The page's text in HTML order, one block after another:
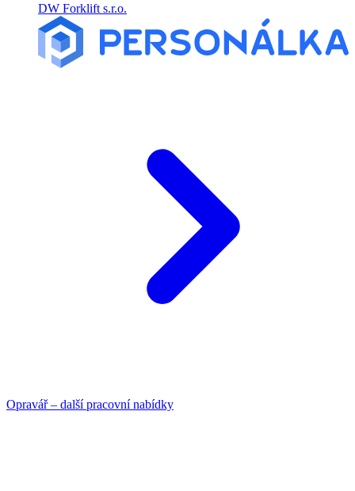
DW Forklift s.r.o.
Opravář – další pracovní nabídky